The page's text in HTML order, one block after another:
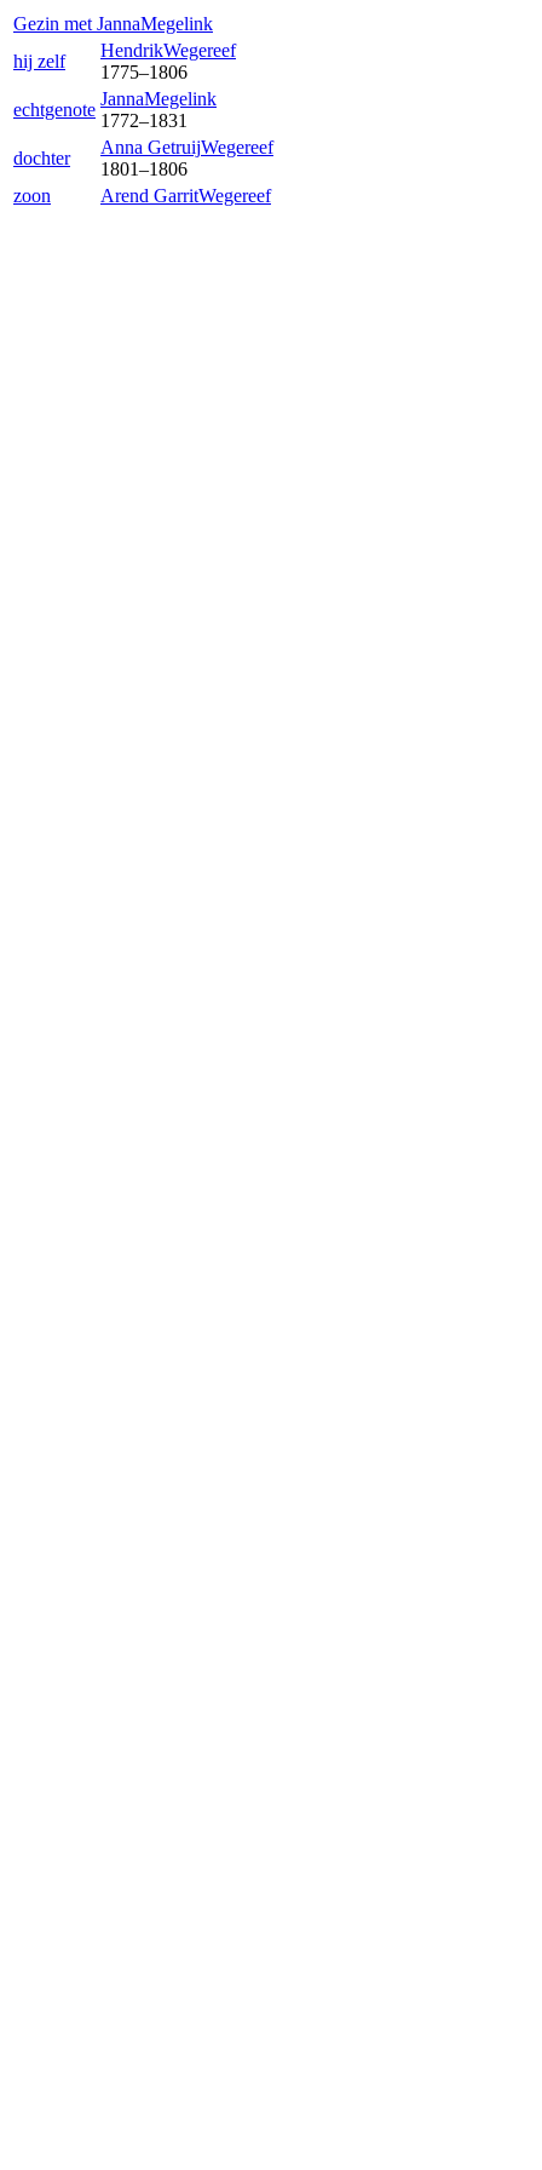
Gezin met JannaMegelink
hij zelf
HendrikWegereef
1775–1806
echtgenote
JannaMegelink
1772–1831
dochter
Anna GetruijWegereef
1801–1806
zoon
Arend GarritWegereef